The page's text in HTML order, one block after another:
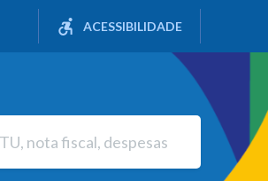
ACESSIBILIDADE